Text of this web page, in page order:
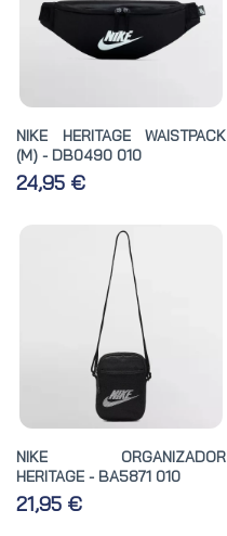
NIKE HERITAGE WAISTPACK
(M) - DB0490 010
24,95 €
NIKE ORGANIZADOR
HERITAGE - BA5871 010
21,95 €